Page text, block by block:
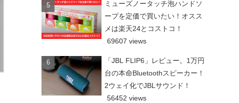
ミューズノータッチ泡ハンドソ
ープを定価で買いたい！オスス
メは楽天24とコストコ！
69607 views
「JBL FLIP6」レビュー。1万円
台の本命Bluetoothスピーカー！
2ウェイ化でJBLサウンド！
56452 views